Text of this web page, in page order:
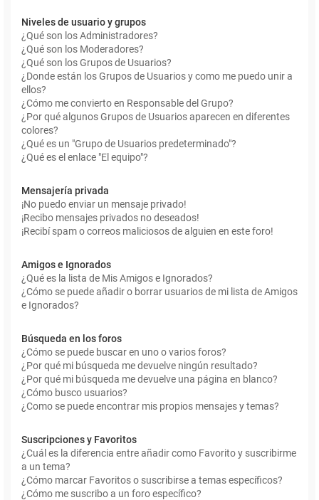
Niveles de usuario y grupos
¿Qué son los Administradores?
¿Qué son los Moderadores?
¿Qué son los Grupos de Usuarios?
¿Donde están los Grupos de Usuarios y como me puedo unir a
ellos?
¿Cómo me convierto en Responsable del Grupo?
¿Por qué algunos Grupos de Usuarios aparecen en diferentes
colores?
¿Qué es un "Grupo de Usuarios predeterminado"?
¿Qué es el enlace "El equipo"?
Mensajería privada
¡No puedo enviar un mensaje privado!
¡Recibo mensajes privados no deseados!
¡Recibí spam o correos maliciosos de alguien en este foro!
Amigos e Ignorados
¿Qué es la lista de Mis Amigos e Ignorados?
¿Cómo se puede añadir o borrar usuarios de mi lista de Amigos
e Ignorados?
Búsqueda en los foros
¿Cómo se puede buscar en uno o varios foros?
¿Por qué mi búsqueda me devuelve ningún resultado?
¿Por qué mi búsqueda me devuelve una página en blanco?
¿Cómo busco usuarios?
¿Como se puede encontrar mis propios mensajes y temas?
Suscripciones y Favoritos
¿Cuál es la diferencia entre añadir como Favorito y suscribirme
a un tema?
¿Cómo marcar Favoritos o suscribirse a temas específicos?
¿Cómo me suscribo a un foro específico?